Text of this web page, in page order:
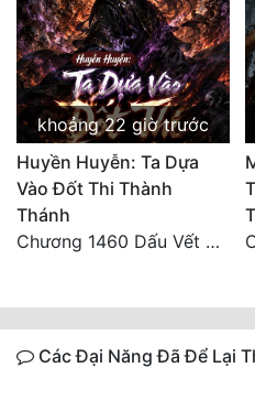
khoảng 22 giờ trước
Huyền Huyễn: Ta Dựa
Vào Đốt Thi Thành
Thánh
Chương 1460 Dấu Vết Đế Dược
Các Đại Năng Đã Để Lại